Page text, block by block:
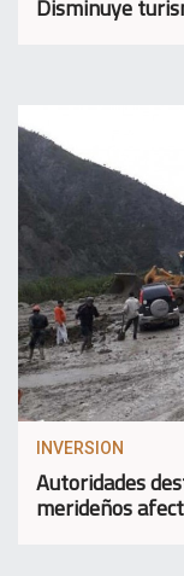
Disminuye
INVERSION
Autoridades
merideños